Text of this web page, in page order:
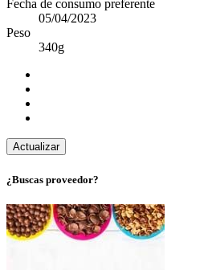
Fecha de consumo preferente
05/04/2023
Peso
340g
¿Buscas proveedor?